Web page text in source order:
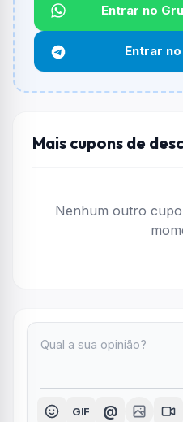
Não informado ou sem
Funciona em qualquer
Não necessariamente.
e alguns vendedores ou
não aceitar cupons.
Entrar no
Entrar
Mais cupons de
Nenhum outro
GIF @